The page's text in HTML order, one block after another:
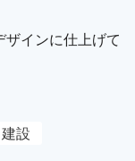
インに仕上げて
建設